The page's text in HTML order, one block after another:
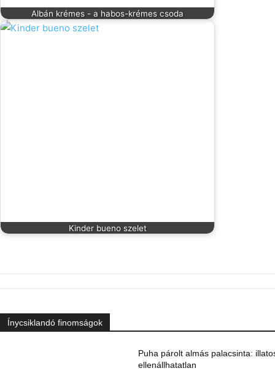
Albán krémes - a habos-krémes csoda
Kinder bueno szelet
Ínycsiklandó finomságok
Puha párolt almás palacsinta:
ellenállhatatlan